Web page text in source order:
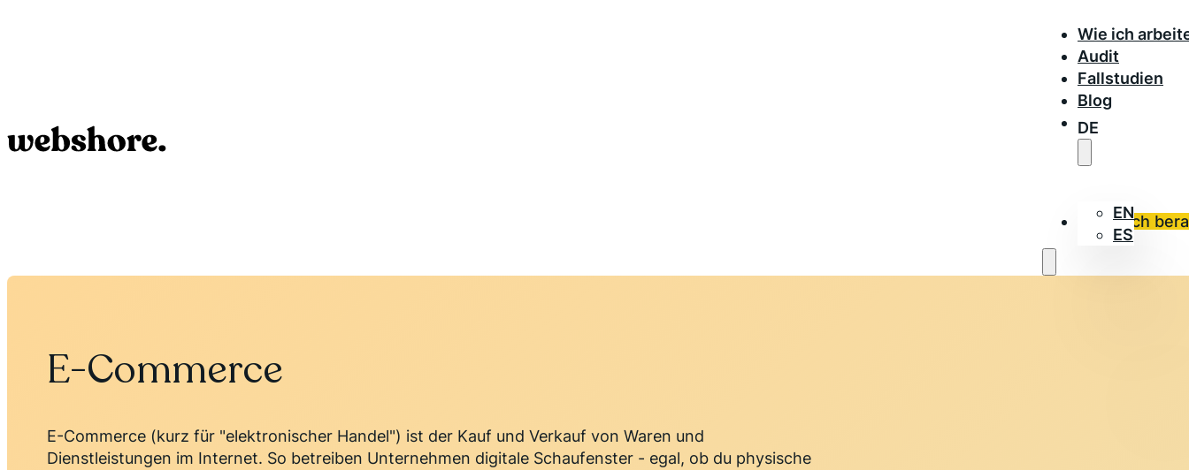
Wie ich
Audit
Fallstudien
Blog
DE
EN
ES
Lass dich
E-Commerce
E-Commerce (kurz für "elektronischer Handel") ist der Kauf und Verkauf von Waren und
Dienstleistungen im Internet. So betreiben Unternehmen digitale Schaufenster - egal, ob du physische